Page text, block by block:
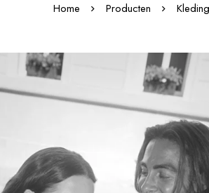
Home Producten Kleding